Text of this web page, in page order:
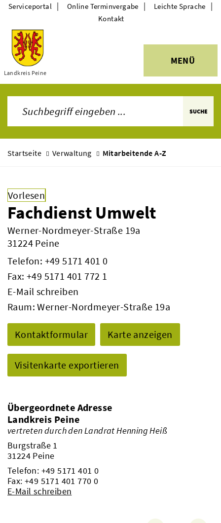
Themen
Landkreis Peine
MENÜ
Serviceportal | Online Terminvergabe | Leichte Sprache |
Kontakt
SUCHE
Startseite Verwaltung Mitarbeitende A-Z
Vorlesen
Fachdienst Umwelt
Werner-Nordmeyer-Straße 19a
31224 Peine
Telefon: +49 5171 401 0
Fax: +49 5171 401 772 1
E-Mail schreiben
Raum: Werner-Nordmeyer-Straße 19a
Kontaktformular Karte anzeigen
Visitenkarte exportieren
Übergeordnete Adresse
Landkreis Peine
vertreten durch den Landrat Henning Heiß
Burgstraße 1
31224 Peine
Telefon: +49 5171 401 0
Fax: +49 5171 401 770 0
E-Mail schreiben